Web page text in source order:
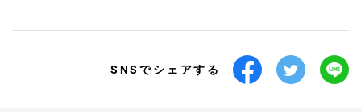
SNSでシェアする